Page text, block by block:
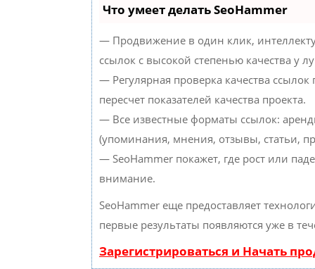
Что умеет делать SeoHammer
— Продвижение в один клик,
ссылок с высокой степенью качества у
— Регулярная проверка качества
пересчет показателей качества проекта.
— Все известные форматы ссылок:
(упоминания, мнения, отзывы, статьи,
— SeoHammer покажет, где рост или
внимание.
SeoHammer еще предоставляет
первые результаты появляются уже в
Зарегистрироваться и Начать